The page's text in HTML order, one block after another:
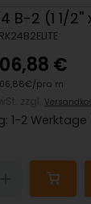
B-2 (1 1/2''
RK24B2ELITE
€
pro m
1-2 Werktage